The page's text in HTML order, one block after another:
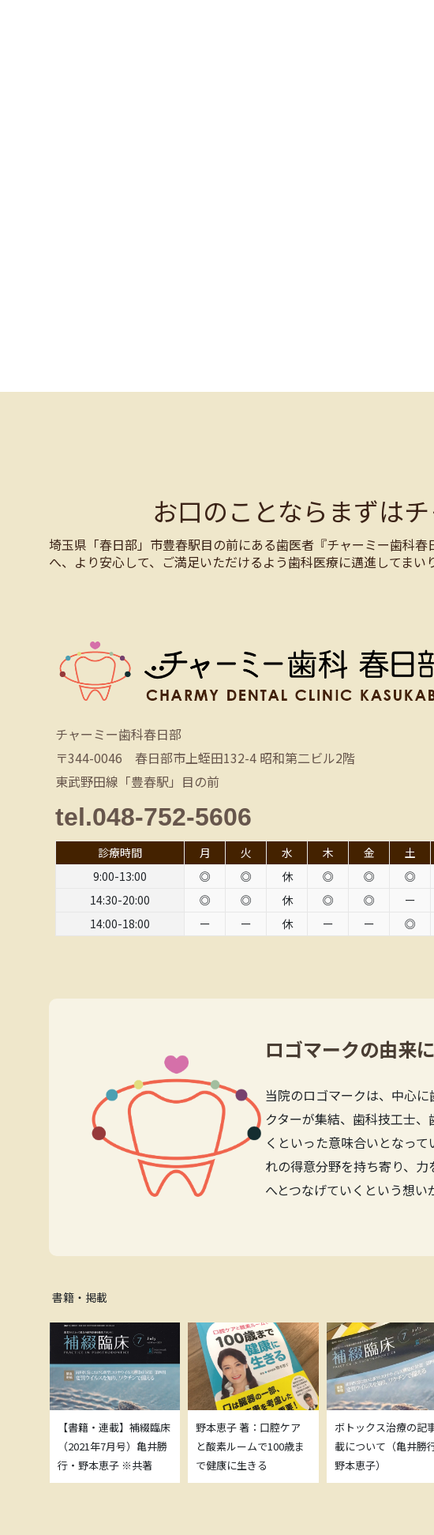
お口のことならまずは
埼玉県「春日部」市豊春駅目の前にある歯医者『チャーミー歯科
へ、より安心して、ご満足いただけるよう歯科医療に邁進してま
チャーミー歯科春日部
〒344-0046 春日部市上蛭田132-4 昭和第二ビル2階
東武野田線「豊春駅」目の前
tel.048-752-5606
診療時間 月 火 水 木 金 土
9:00-13:00
◎ ◎ 休 ◎ ◎ ◎
14:30-20:00
◎ ◎ 休 ◎ ◎ ー
14:00-18:00
ー ー 休 ー ー ◎
ロゴマークの由来
当院のロゴマークは、中心
クターが集結、歯科技工士
くといった意味合いとなっ
れの得意分野を持ち寄り、
へとつなげていくという想い
書籍・掲載
【書籍・連載】補綴臨床
（2021年7月号）亀井勝
行・野本恵子 ※共著
野本恵子 著：口腔ケア
と酸素ルームで100歳ま
で健康に生きる
ボトックス治療の記
載について（亀井勝
野本恵子）